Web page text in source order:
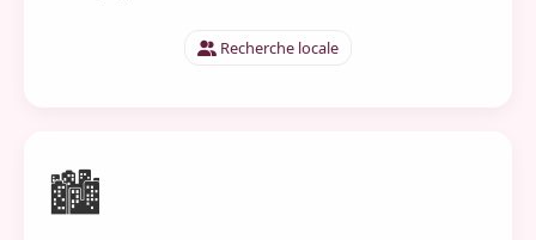
Recherche locale
🏙️